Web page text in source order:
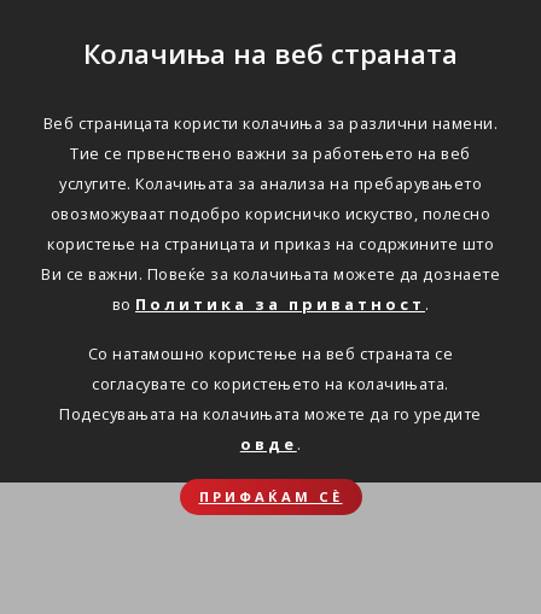
Колачиња на веб страната
Веб страницата користи колачиња за различни намени.
Тие се првенствено важни за работењето на веб
услугите. Колачињата за анализа на пребарувањето
овозможуваат подобро корисничко искуство, полесно
користење на страницата и приказ на содржините што
Ви се важни. Повеќе за колачињата можете да дознаете
во Политика за приватност .
Со натамошно користење на веб страната се
согласувате со користењето на колачињата.
Подесувањата на колачињата можете да го уредите
овде .
ПРИФАЌАМ СЀ